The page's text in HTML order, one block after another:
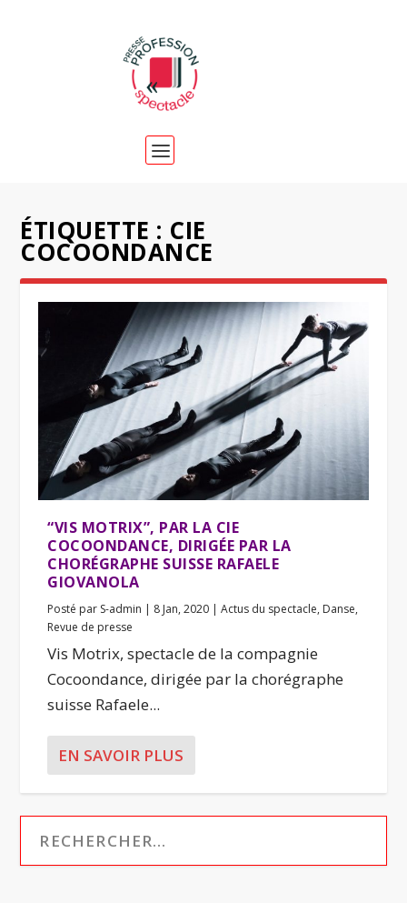
ÉTIQUETTE : CIE
COCOONDANCE
“VIS MOTRIX”, PAR LA CIE
COCOONDANCE, DIRIGÉE PAR LA
CHORÉGRAPHE SUISSE RAFAELE
GIOVANOLA
Posté par S-admin | 8 Jan, 2020 |Actus du spectacle, Danse,
Revue de presse
Vis Motrix, spectacle de la compagnie
Cocoondance, dirigée par la chorégraphe
suisse Rafaele...
EN SAVOIR PLUS